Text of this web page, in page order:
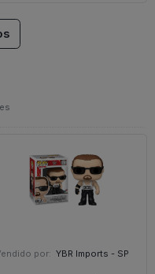
por: YBR Imports - SP